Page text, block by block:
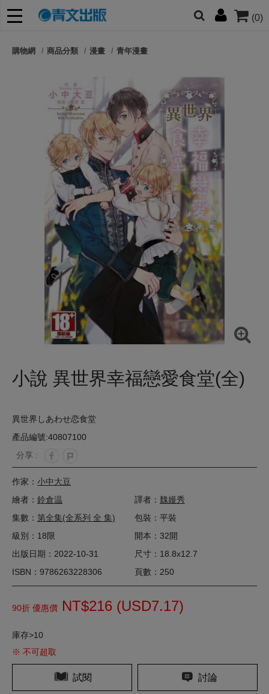
(0)
朋友們，提高警覺！
購物網 商品分類 漫畫 青年漫畫
小說 異世界幸福戀愛食堂(全)
異世界しあわせ恋食堂
產品編號:40807100
分享 :
作家： 小中大豆
繪者： 鈴倉温 譯者： 魏嫚秀
集數： 第全集(全系列 全 集)
包裝：平裝
級別：18限
開本：32開
出版日期：2022-10-31
尺寸：18.8x12.7
ISBN：9786263228306
頁數：250
90折 優惠價 NT$216 (USD7.17)
庫存>10
※ 不可超取
試閱 討論